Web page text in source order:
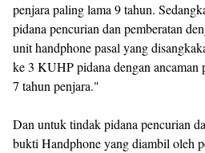
penjara paling lama 9 tahun.
pidana pencurian dan pemberatan
unit handphone pasal yang
ke 3 KUHP pidana dengan ancaman
7 tahun penjara."
Dan untuk tindak pidana pencurian
bukti Handphone yang diambil oleh